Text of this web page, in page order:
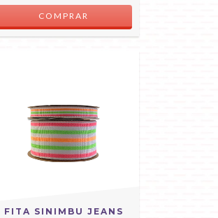
FITA SINIMBU JEANS